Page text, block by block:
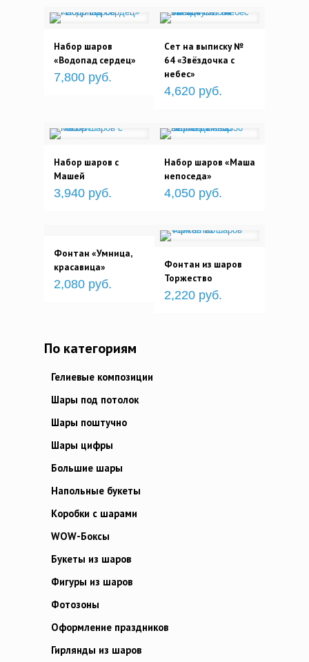
Набор шаров
«Водопад сердец»
7,800 руб.
Сет на выписку №
64 «Звёздочка с
небес»
4,620 руб.
Набор шаров с
Машей
3,940 руб.
Набор шаров «Маша
непоседа»
4,050 руб.
Фонтан «Умница,
красавица»
2,080 руб.
Фонтан из шаров
Торжество
2,220 руб.
По категориям
Гелиевые композиции
Шары под потолок
Шары поштучно
Шары цифры
Большие шары
Напольные букеты
Коробки с шарами
WOW-Боксы
Букеты из шаров
Фигуры из шаров
Фотозоны
Оформление праздников
Гирлянды из шаров